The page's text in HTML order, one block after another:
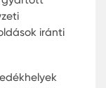
életmentő
konténerek